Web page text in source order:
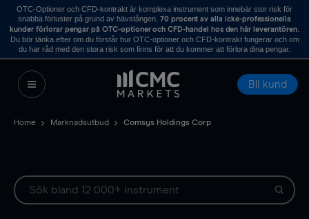
OTC-Optioner och CFD-kontrakt är komplexa instrument som innebär stor risk för
snabba förluster på grund av hävstången. 70 procent av alla icke-professionella
kunder förlorar pengar på OTC-optioner och CFD-handel hos den här leverantören.
Du bör tänka efter om du förstår hur OTC-optioner och CFD-kontrakt fungerar och om
du har råd med den stora risk som finns för att du kommer att förlora dina pengar.
Bli kund
Home Marknadsutbud Comsys Holdings Corp